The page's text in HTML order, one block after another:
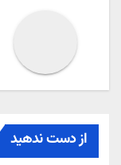
از دست ندهید